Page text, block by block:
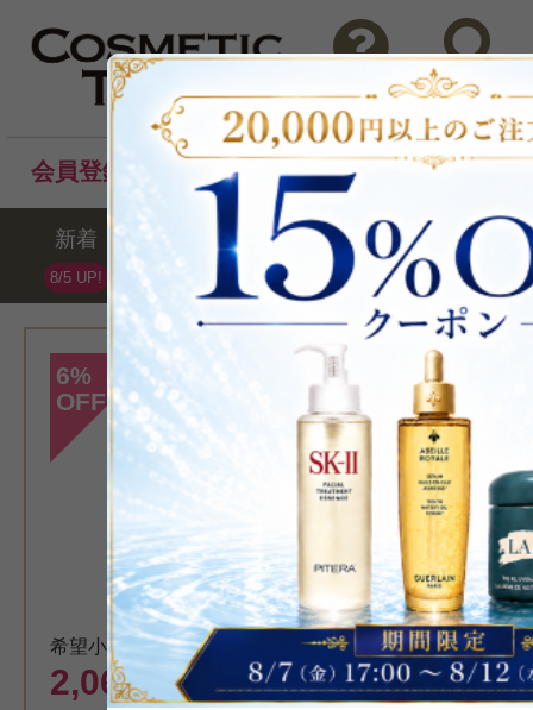
問い合わせ 検索
会員登録後のお買い物でポイントプレゼント！
新着
8/5 UP!
セール ランキング ブ
6%
OFF
希望小売価格 2,200円
2,064 円（税込）
[アンネマリー・
>ハンドバーム
ハンドクリ
カート